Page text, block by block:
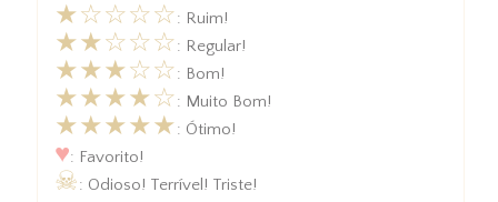
★☆☆☆☆: Ruim!
★★☆☆☆: Regular!
★★★☆☆: Bom!
★★★★☆: Muito Bom!
★★★★★: Ótimo!
♥: Favorito!
☠: Odioso! Terrível! Triste!